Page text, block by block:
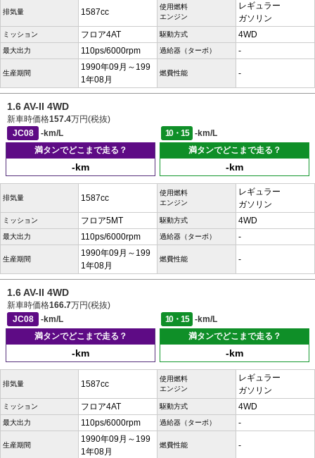
排気量 1587cc
使用燃料
エンジン
レギュラー
ガソリン
ミッション フロア4AT 駆動方式 4WD
最大出力 110ps/6000rpm 過給器（ターボ） -
生産期間
1990年09月～199
1年08月
燃費性能 -
1.6 AV-II 4WD
新車時価格157.4万円(税抜)
JC08
-km/L 10・15
-km/L
満タンでどこまで走る？
-km
満タンでどこまで走る？
-km
排気量 1587cc
使用燃料
エンジン
レギュラー
ガソリン
ミッション フロア5MT 駆動方式 4WD
最大出力 110ps/6000rpm 過給器（ターボ） -
生産期間
1990年09月～199
1年08月
燃費性能 -
1.6 AV-II 4WD
新車時価格166.7万円(税抜)
JC08
-km/L 10・15
-km/L
満タンでどこまで走る？
-km
満タンでどこまで走る？
-km
排気量 1587cc
使用燃料
エンジン
レギュラー
ガソリン
ミッション フロア4AT 駆動方式 4WD
最大出力 110ps/6000rpm 過給器（ターボ） -
生産期間
1990年09月～199
1年08月
燃費性能 -